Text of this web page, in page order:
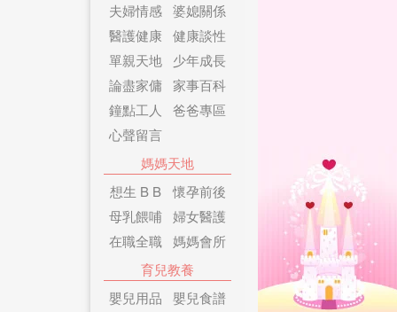
夫婦情感 婆媳關係
醫護健康
健康談性
單親天地
少年成長
論盡家傭
家事百科
鐘點工人
爸爸專區
心聲留言
媽媽天地
想生 B B
懷孕前後
母乳餵哺 婦女醫護
在職全職
媽媽會所
育兒教養
嬰兒用品
嬰兒食譜